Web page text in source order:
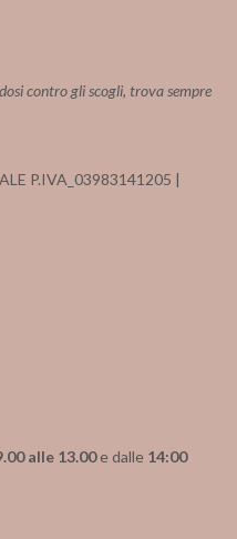
contro gli scogli, trova sempre
P.IVA_03983141205 |
alle 13.00e dalle 14:00